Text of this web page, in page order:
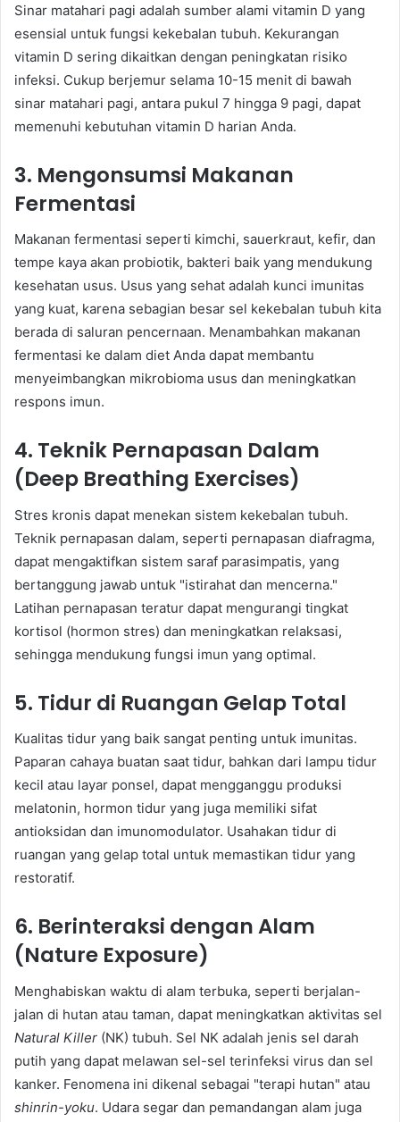
Sinar matahari pagi adalah sumber alami vitamin D yang
esensial untuk fungsi kekebalan tubuh. Kekurangan
vitamin D sering dikaitkan dengan peningkatan risiko
infeksi. Cukup berjemur selama 10-15 menit di bawah
sinar matahari pagi, antara pukul 7 hingga 9 pagi, dapat
memenuhi kebutuhan vitamin D harian Anda.
3. Mengonsumsi Makanan
Fermentasi
Makanan fermentasi seperti kimchi, sauerkraut, kefir, dan
tempe kaya akan probiotik, bakteri baik yang mendukung
kesehatan usus. Usus yang sehat adalah kunci imunitas
yang kuat, karena sebagian besar sel kekebalan tubuh kita
berada di saluran pencernaan. Menambahkan makanan
fermentasi ke dalam diet Anda dapat membantu
menyeimbangkan mikrobioma usus dan meningkatkan
respons imun.
4. Teknik Pernapasan Dalam
(Deep Breathing Exercises)
Stres kronis dapat menekan sistem kekebalan tubuh.
Teknik pernapasan dalam, seperti pernapasan diafragma,
dapat mengaktifkan sistem saraf parasimpatis, yang
bertanggung jawab untuk "istirahat dan mencerna."
Latihan pernapasan teratur dapat mengurangi tingkat
kortisol (hormon stres) dan meningkatkan relaksasi,
sehingga mendukung fungsi imun yang optimal.
5. Tidur di Ruangan Gelap Total
Kualitas tidur yang baik sangat penting untuk imunitas.
Paparan cahaya buatan saat tidur, bahkan dari lampu tidur
kecil atau layar ponsel, dapat mengganggu produksi
melatonin, hormon tidur yang juga memiliki sifat
antioksidan dan imunomodulator. Usahakan tidur di
ruangan yang gelap total untuk memastikan tidur yang
restoratif.
6. Berinteraksi dengan Alam
(Nature Exposure)
Menghabiskan waktu di alam terbuka, seperti berjalan-
jalan di hutan atau taman, dapat meningkatkan aktivitas sel
Natural Killer (NK) tubuh. Sel NK adalah jenis sel darah
putih yang dapat melawan sel-sel terinfeksi virus dan sel
kanker. Fenomena ini dikenal sebagai "terapi hutan" atau
shinrin-yoku. Udara segar dan pemandangan alam juga